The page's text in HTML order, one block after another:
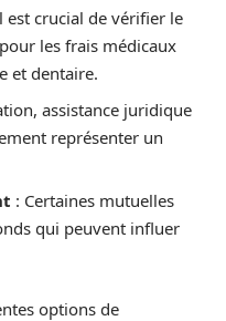
est crucial de vérifier le
les frais médicaux
et dentaire.
assistance juridique
représenter un
: Certaines mutuelles
qui peuvent influer
options de